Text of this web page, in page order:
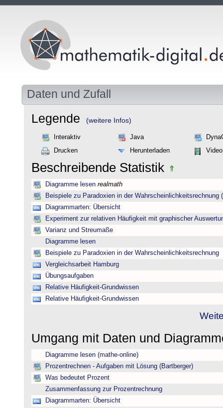
Daten und Zufall
Legende (weitere Infos)
Interaktiv Java
Drucken
Herunterladen Video
Beschreibende Statistik
Diagramme lesen realmath
Beispiele zu Paradoxien in der Wahrscheinlichkeitsrechnung
Diagrammarten: Übersicht
Experiment zur relativen Häufigkeit mit graphischer
Varianz und Streumaße
Diagramme lesen
Beispiele zu Paradoxien in der Wahrscheinlichkeitsrechnung
Vergleichsarbeit Hamburg
Übungsaufgaben
Relative Häufigkeit-Grundwissen
Relative Häufigkeit-Grundwissen
Umgang mit Daten und
Diagramme lesen (mathe-online)
Prozentrechnen - Aufgaben mit Lösung (Bartberger)
Was bedeutet Prozent
Zusammenfassung zur Prozentrechnung
Diagrammarten: Übersicht